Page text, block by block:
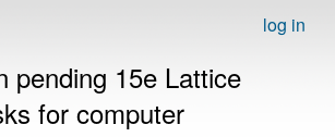
log in
pending 15e Lattice
for computer